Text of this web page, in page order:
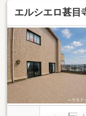
エルシエロ甚目